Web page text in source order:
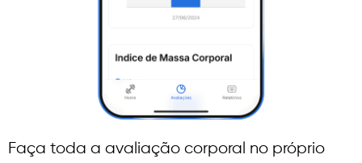
Faça toda a avaliação corporal no próprio